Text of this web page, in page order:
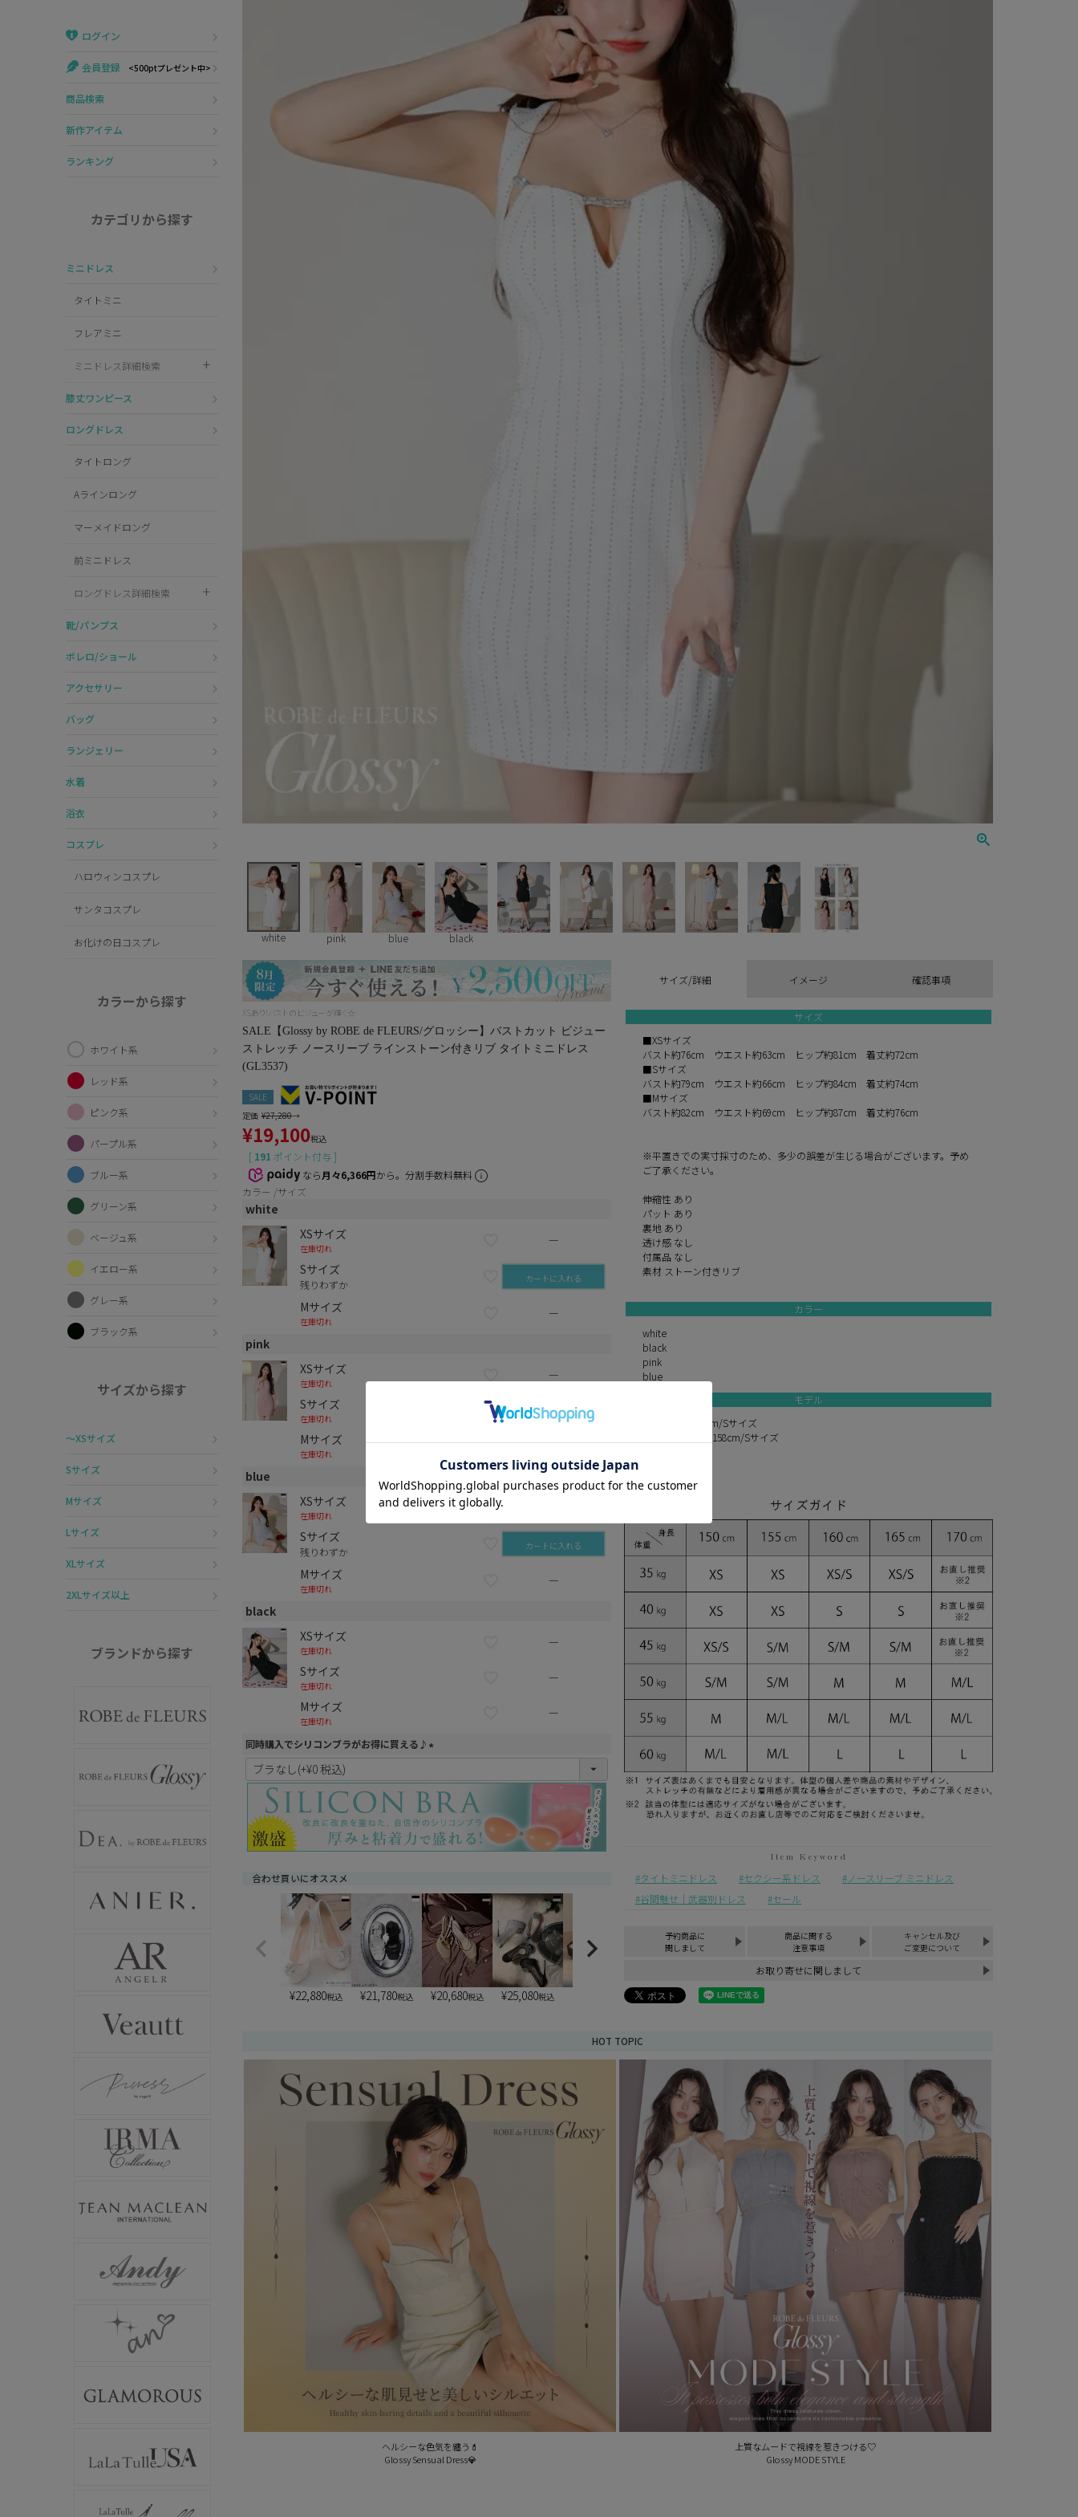
GLAMOROUS
ログイン
会員登録 <500ptプレゼント中>
商品検索
新作アイテム
ランキング
カテゴリから探す
ミニドレス
タイトミニ
フレアミニ
ミニドレス詳細検索
膝丈ワンピース
ロングドレス
タイトロング
Aラインロング
マーメイドロング
前ミニドレス
ロングドレス詳細検索
靴/パンプス
ボレロ/ショール
アクセサリー
バッグ
ランジェリー
水着
浴衣
コスプレ
ハロウィンコスプレ
サンタコスプレ
お化けの日コスプレ
カラーから探す
ホワイト系
レッド系
ピンク系
パープル系
ブルー系
グリーン系
ベージュ系
イエロー系
グレー系
ブラック系
サイズから探す
〜XSサイズ
Sサイズ
Mサイズ
Lサイズ
XLサイズ
2XLサイズ以上
ブランドから探す
white pink blue black
XSあり!バストのビジューが輝く☆
SALE【Glossy by ROBE de FLEURS/グロッシー】バストカット ビジュー
ストレッチ ノースリーブ ラインストーン付きリブ タイトミニドレス
(GL3537)
SALE
定価 ¥27,280→
¥19,100税込
[ 191 ポイント付与 ]
なら月々6,366円から。分割手数料無料
カラー
サイズ
white
XSサイズ
在庫切れ
—
Sサイズ
残りわずか カートに入れる
Mサイズ
在庫切れ
—
pink
XSサイズ
在庫切れ
—
Sサイズ
在庫切れ
—
Mサイズ
在庫切れ
—
blue
XSサイズ
在庫切れ
Sサイズ
残りわずか カートに入れる
Mサイズ
在庫切れ
—
black
XSサイズ
在庫切れ
—
Sサイズ
在庫切れ
—
Mサイズ
在庫切れ
—
同時購入でシリコンブラがお得に買える♪
(
須
)
合わせ買いにオススメ
¥22,880税込 ¥21,780税込 ¥20,680税込 ¥25,080税込 ¥6,900 税込 ¥7,900税込
サイズ/詳細 イメージ 確認事項
サイズ
■XSサイズ
バスト約76cm ウエスト約63cm ヒップ約81cm 着丈約72cm
■Sサイズ
バスト約79cm ウエスト約66cm ヒップ約84cm 着丈約74cm
■Mサイズ
バスト約82cm ウエスト約69cm ヒップ約87cm 着丈約76cm
※平置きでの実寸採寸のため、多少の誤差が生じる場合がございます。予め
ご了承ください。
伸縮性 あり
パット あり
裏地 あり
透け感 なし
付属品 なし
素材 ストーン付きリブ
カラー
white
black
pink
blue
モデル
ゆめ 身長160cm/Sサイズ
まおちゃる 身長158cm/Sサイズ
タイトミニドレス セクシー系ドレス
ノースリーブ ミニドレス
谷間魅せ｜武器別ドレス
セール
予約商品に
関しまして
商品に関する
注意事項
キャンセル及び
ご変更について
お取り寄せに関しまして
HOT TOPIC
ヘルシーな色気を纏う💄
Glossy Sensual Dress💎
上質なムードで視線を惹きつける♡
Glossy MODE STYLE